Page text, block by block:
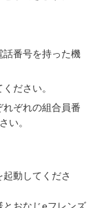
番号を持った機
ださい。
ぞれの組合員番
い。
動してくださ
おなじeフレンズ